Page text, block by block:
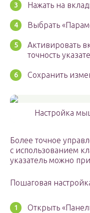
Нажать на
Выбрать
Активировать
точность
Сохранить
Настройка
Более точное
с использованием
указатель можно
Пошаговая
Открыть